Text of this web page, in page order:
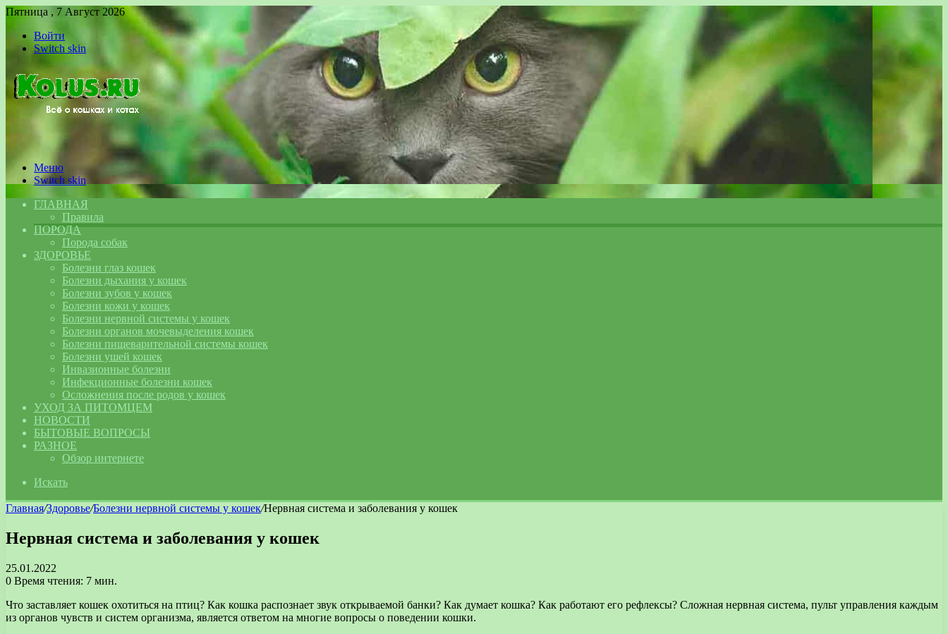
Пятница , 7 Август 2026
Войти
Switch skin
Меню
Switch skin
ГЛАВНАЯ
Правила
ПОРОДА
Порода собак
ЗДОРОВЬЕ
Болезни глаз кошек
Болезни дыхания у кошек
Болезни зубов у кошек
Болезни кожи у кошек
Болезни нервной системы у кошек
Болезни органов мочевыделения кошек
Болезни пищеварительной системы кошек
Болезни ушей кошек
Инвазионные болезни
Инфекционные болезни кошек
Осложнения после родов у кошек
УХОД ЗА ПИТОМЦЕМ
НОВОСТИ
БЫТОВЫЕ ВОПРОСЫ
РАЗНОЕ
Обзор интернете
Искать
Главная/Здоровье/Болезни нервной системы у кошек/Нервная система и заболевания у кошек
Нервная система и заболевания у кошек
25.01.2022
0 Время чтения: 7 мин.
Что заставляет кошек охотиться на птиц? Как кошка распознает звук открываемой банки? Как думает кошка? Как работают его рефлексы? Сложная нервная система, пульт управления каждым
из органов чувств и систем организма, является ответом на многие вопросы о поведении кошки.